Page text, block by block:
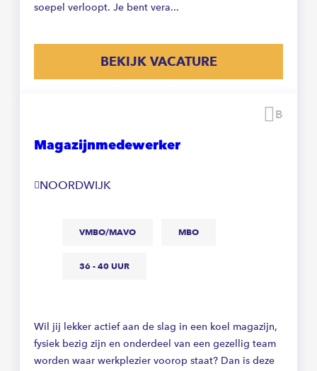
soepel verloopt. Je bent vera...
BEKIJK VACATURE
Magazijnmedewerker
NOORDWIJK
VMBO/MAVO MBO
36 - 40 UUR
Wil jij lekker actief aan de slag in een koel magazijn,
fysiek bezig zijn en onderdeel van een gezellig team
worden waar werkplezier voorop staat? Dan is deze